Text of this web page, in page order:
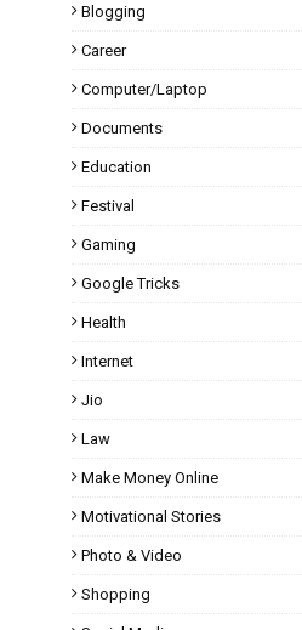
Blogging
Career
Computer/Laptop
Documents
Education
Festival
Gaming
Google Tricks
Health
Internet
Jio
Law
Make Money Online
Motivational Stories
Photo & Video
Shopping